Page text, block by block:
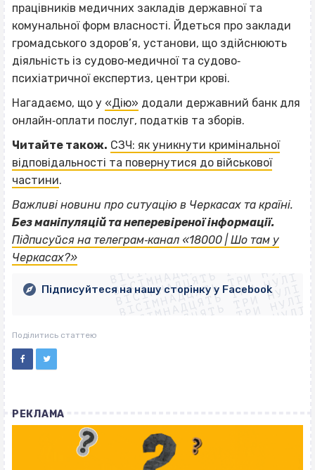
працівників медичних закладів державної та
комунальної форм власності. Йдеться про заклади
громадського здоров’я, установи, що здійснюють
діяльність із судово‐медичної та судово‐
психіатричної експертиз, центри крові.
Нагадаємо, що у «Дію» додали державний банк для
онлайн‐оплати послуг, податків та зборів.
Читайте також. СЗЧ: як уникнути кримінальної
відповідальності та повернутися до військової
частини.
Важливі новини про ситуацію в Черкасах та країні.
Без маніпуляцій та неперевіреної інформації.
Підписуйся на телеграм‐канал «18000 | Шо там у
Черкасах?»
ВІСІМНАДЦЯТЬ ТРИ НУЛІ
ВІСІМНАДЦЯТЬ ТРИ НУЛІ
ВІСІМНАДЦЯТЬ ТРИ НУЛІ
ВІСІМНАДЦЯТЬ ТРИ НУЛІ
ВІСІМНАДЦЯТЬ ТРИ НУЛІ
ВІСІМНАДЦЯТЬ ТРИ НУЛІ
ВІСІМНАДЦЯТЬ ТРИ НУЛІ
ВІСІМНАДЦЯТЬ ТРИ НУЛІ
Підписуйтеся на нашу сторінку у Facebook
Поділитись статтею
РЕКЛАМА